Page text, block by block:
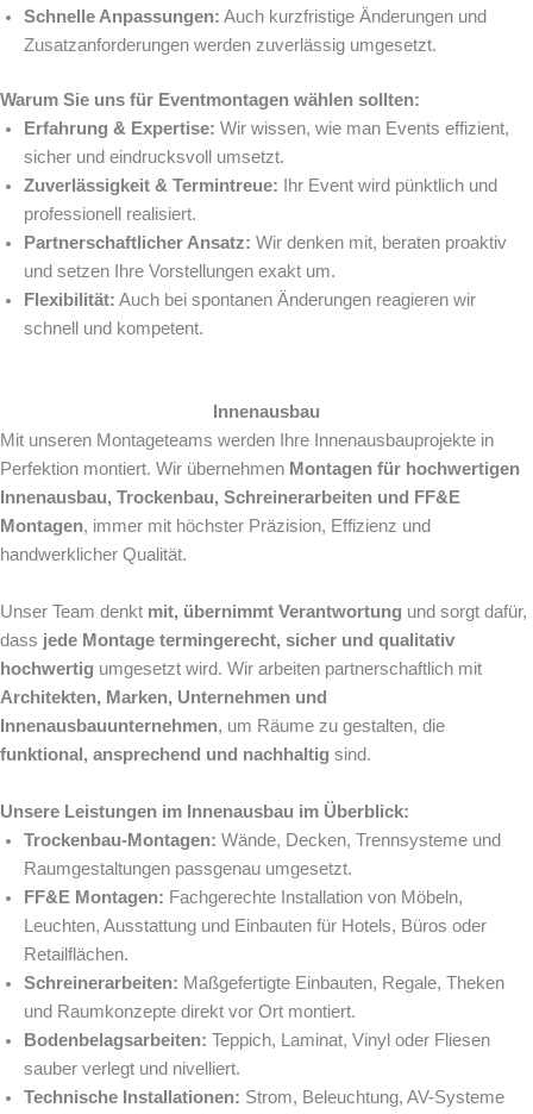
Schnelle Anpassungen: Auch kurzfristige Änderungen und
Zusatzanforderungen werden zuverlässig umgesetzt.
Warum Sie uns für Eventmontagen wählen sollten:
Erfahrung & Expertise: Wir wissen, wie man Events effizient,
sicher und eindrucksvoll umsetzt.
Zuverlässigkeit & Termintreue: Ihr Event wird pünktlich und
professionell realisiert.
Partnerschaftlicher Ansatz: Wir denken mit, beraten proaktiv
und setzen Ihre Vorstellungen exakt um.
Flexibilität: Auch bei spontanen Änderungen reagieren wir
schnell und kompetent.
Innenausbau
Mit unseren Montageteams werden Ihre Innenausbauprojekte in
Perfektion montiert. Wir übernehmen Montagen für hochwertigen
Innenausbau, Trockenbau, Schreinerarbeiten und FF&E
Montagen, immer mit höchster Präzision, Effizienz und
handwerklicher Qualität.
Unser Team denkt mit, übernimmt Verantwortung und sorgt dafür,
dass jede Montage termingerecht, sicher und qualitativ
hochwertig umgesetzt wird. Wir arbeiten partnerschaftlich mit
Architekten, Marken, Unternehmen und
Innenausbauunternehmen, um Räume zu gestalten, die
funktional, ansprechend und nachhaltig sind.
Unsere Leistungen im Innenausbau im Überblick:
Trockenbau-Montagen: Wände, Decken, Trennsysteme und
Raumgestaltungen passgenau umgesetzt.
FF&E Montagen: Fachgerechte Installation von Möbeln,
Leuchten, Ausstattung und Einbauten für Hotels, Büros oder
Retailflächen.
Schreinerarbeiten: Maßgefertigte Einbauten, Regale, Theken
und Raumkonzepte direkt vor Ort montiert.
Bodenbelagsarbeiten: Teppich, Laminat, Vinyl oder Fliesen
sauber verlegt und nivelliert.
Technische Installationen: Strom, Beleuchtung, AV-Systeme